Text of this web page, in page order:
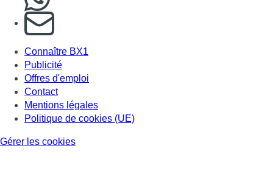
S'abonner à notre newsletter
Connaître BX1
Publicité
Offres d'emploi
Contact
Mentions légales
Politique de cookies (UE)
Gérer les cookies